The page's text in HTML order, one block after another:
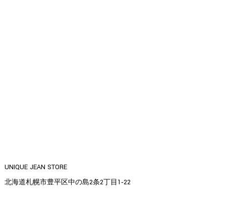
UNIQUE JEAN STORE
北海道札幌市豊平区中の島2条2丁目1‐22